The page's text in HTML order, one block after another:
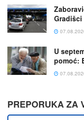
Gradišci
U
pomoć:
PREPORUKA ZA